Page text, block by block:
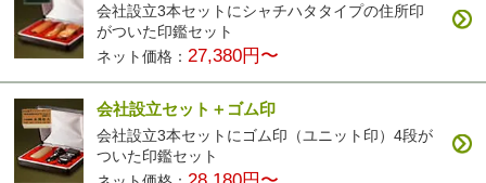
会社設立3本セットにシャチハタタイプの住所印
がついた印鑑セット
ネット価格： 27,380円〜
会社設立セット＋ゴム印
会社設立3本セットにゴム印（ユニット印）4段が
ついた印鑑セット